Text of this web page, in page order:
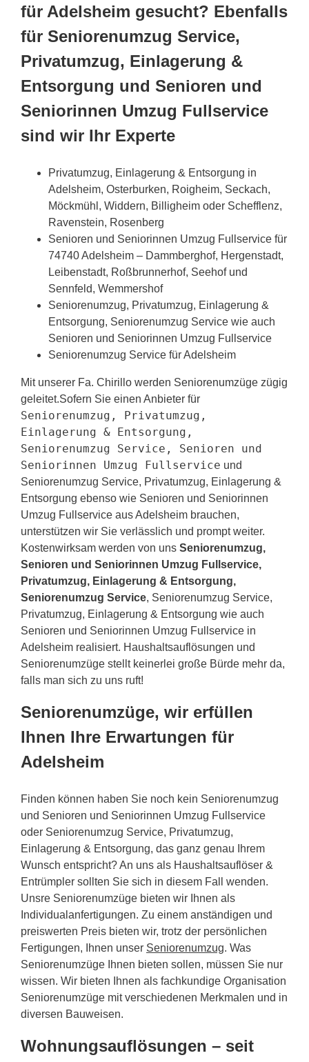
für Adelsheim gesucht? Ebenfalls
für Seniorenumzug Service,
Privatumzug, Einlagerung &
Entsorgung und Senioren und
Seniorinnen Umzug Fullservice
sind wir Ihr Experte
Privatumzug, Einlagerung & Entsorgung in
Adelsheim, Osterburken, Roigheim, Seckach,
Möckmühl, Widdern, Billigheim oder Schefflenz,
Ravenstein, Rosenberg
Senioren und Seniorinnen Umzug Fullservice für
74740 Adelsheim – Dammberghof, Hergenstadt,
Leibenstadt, Roßbrunnerhof, Seehof und
Sennfeld, Wemmershof
Seniorenumzug, Privatumzug, Einlagerung &
Entsorgung, Seniorenumzug Service wie auch
Senioren und Seniorinnen Umzug Fullservice
Seniorenumzug Service für Adelsheim
Mit unserer Fa. Chirillo werden Seniorenumzüge zügig
geleitet.Sofern Sie einen Anbieter für
Seniorenumzug, Privatumzug,
Einlagerung & Entsorgung,
Seniorenumzug Service, Senioren und
Seniorinnen Umzug Fullservice und
Seniorenumzug Service, Privatumzug, Einlagerung &
Entsorgung ebenso wie Senioren und Seniorinnen
Umzug Fullservice aus Adelsheim brauchen,
unterstützen wir Sie verlässlich und prompt weiter.
Kostenwirksam werden von uns Seniorenumzug,
Senioren und Seniorinnen Umzug Fullservice,
Privatumzug, Einlagerung & Entsorgung,
Seniorenumzug Service, Seniorenumzug Service,
Privatumzug, Einlagerung & Entsorgung wie auch
Senioren und Seniorinnen Umzug Fullservice in
Adelsheim realisiert. Haushaltsauflösungen und
Seniorenumzüge stellt keinerlei große Bürde mehr da,
falls man sich zu uns ruft!
Seniorenumzüge, wir erfüllen
Ihnen Ihre Erwartungen für
Adelsheim
Finden können haben Sie noch kein Seniorenumzug
und Senioren und Seniorinnen Umzug Fullservice
oder Seniorenumzug Service, Privatumzug,
Einlagerung & Entsorgung, das ganz genau Ihrem
Wunsch entspricht? An uns als Haushaltsauflöser &
Entrümpler sollten Sie sich in diesem Fall wenden.
Unsre Seniorenumzüge bieten wir Ihnen als
Individualanfertigungen. Zu einem anständigen und
preiswerten Preis bieten wir, trotz der persönlichen
Fertigungen, Ihnen unser Seniorenumzug. Was
Seniorenumzüge Ihnen bieten sollen, müssen Sie nur
wissen. Wir bieten Ihnen als fachkundige Organisation
Seniorenumzüge mit verschiedenen Merkmalen und in
diversen Bauweisen.
Wohnungsauflösungen – seit